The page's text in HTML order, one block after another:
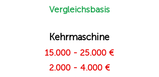
Vergleichsbasis
Kehrmaschine
15.000 - 25.000 €
2.000 - 4.000 €